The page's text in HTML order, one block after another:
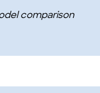
comparison